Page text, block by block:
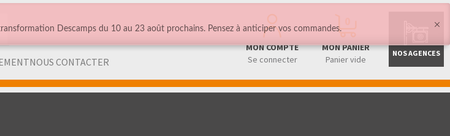
NOUS CONTACTER
MON COMPTE
Se connecter
MON PANIER
Panier vide
NOS AGENCES
Descamps du 10 au 23 août prochains. Pensez à anticiper vos commandes.